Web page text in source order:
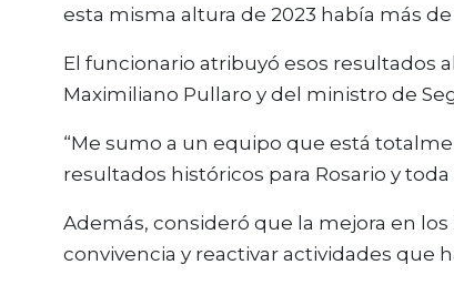
esta misma altura de 2023 había más de
El funcionario atribuyó esos resultados
Maximiliano Pullaro y del ministro de
“Me sumo a un equipo que está
resultados históricos para Rosario y toda
Además, consideró que la mejora en
convivencia y reactivar actividades que